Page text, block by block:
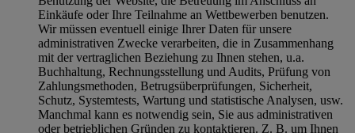
Einkäufe oder Ihre Teilnahme an Wettbewerben benutzen.
Wir müssen eventuell einige Ihrer Daten für unsere
administrativen Zwecke verarbeiten, die in Zusammenhang
mit der vertraglichen Beziehung zu Ihnen stehen, u.a.
Buchhaltung, Rechnungsstellung und Audits, Prüfung von
Zahlungsmethoden, Betrugsüberprüfungen, Sicherheit,
Schutz, Systemtests, Wartung und statistische Analysen, usw.
Manchmal kann es notwendig sein, Sie aus administrativen
oder betrieblichen Gründen zu kontaktieren. Z. B. um Ihnen